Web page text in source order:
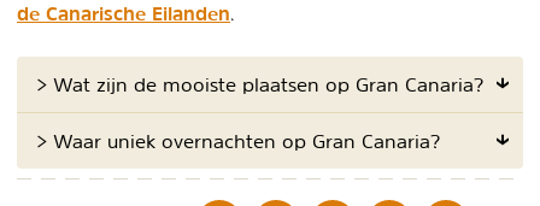
de Canarische Eilanden.
> Wat zijn de mooiste plaatsen op Gran Canaria?
> Waar uniek overnachten op Gran Canaria?